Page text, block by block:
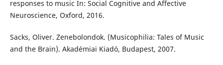
responses to music In: Social Cognitive and Affective
Neuroscience, Oxford, 2016.
Sacks, Oliver. Zenebolondok. (Musicophilia: Tales of Music
and the Brain). Akadémiai Kiadó, Budapest, 2007.